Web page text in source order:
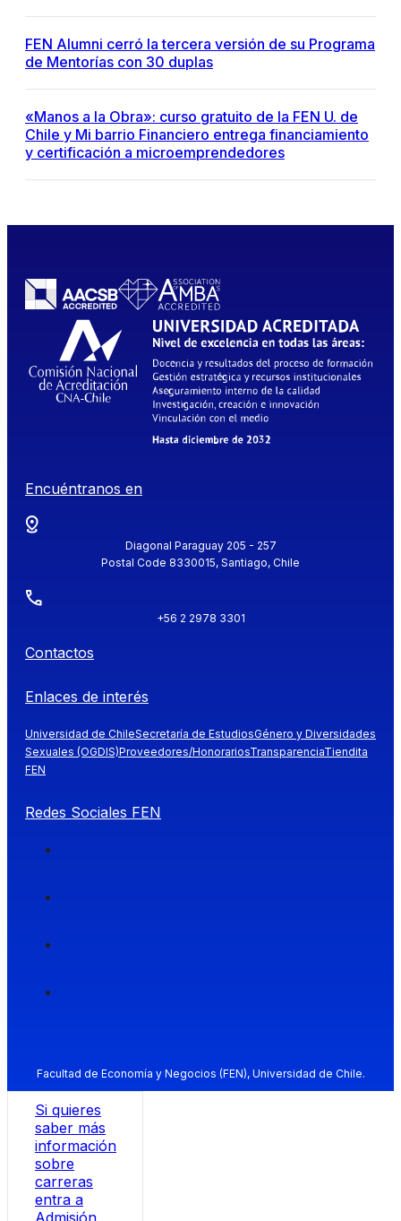
FEN Alumni cerró la tercera versión de su Programa
de Mentorías con 30 duplas
«Manos a la Obra»: curso gratuito de la FEN U. de
Chile y Mi barrio Financiero entrega financiamiento
y certificación a microemprendedores
Encuéntranos en
Diagonal Paraguay 205 - 257
Postal Code 8330015, Santiago, Chile
+56 2 2978 3301
Contactos
Enlaces de interés
Universidad de ChileSecretaría de EstudiosGénero y Diversidades
Sexuales (OGDIS)Proveedores/HonorariosTransparenciaTiendita
FEN
Redes Sociales FEN
Facultad de Economía y Negocios (FEN), Universidad de Chile.
Si quieres
saber más
información
sobre
carreras
entra a
Admisión